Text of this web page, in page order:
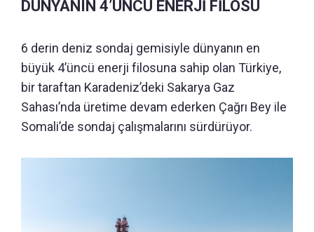
DÜNYANIN 4’ÜNCÜ ENERJİ FİLOSU
6 derin deniz sondaj gemisiyle dünyanın en
büyük 4’üncü enerji filosuna sahip olan Türkiye,
bir taraftan Karadeniz’deki Sakarya Gaz
Sahası’nda üretime devam ederken Çağrı Bey ile
Somali’de sondaj çalışmalarını sürdürüyor.